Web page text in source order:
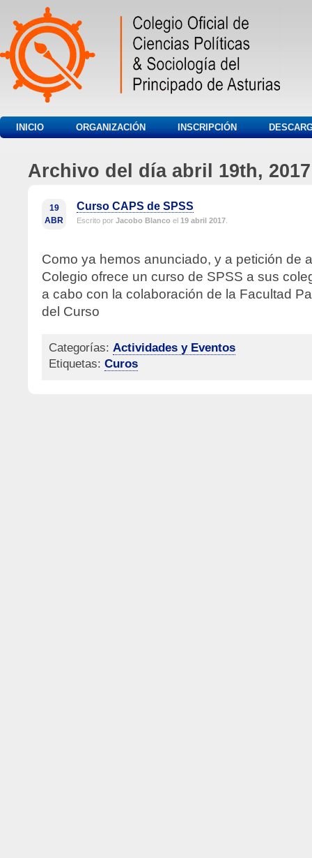
INICIO ORGANIZACIÓN INSCRIPCIÓN
Archivo del día abril 19th, 2017
19
ABR
Curso CAPS de SPSS
Escrito por Jacobo Blanco el 19 abril 2017
Como ya hemos anunciado, y a petición de
Colegio ofrece un curso de SPSS a sus
a cabo con la colaboración de la Facultad
del Curso
Categorías: Actividades y Eventos
Etiquetas: Curos